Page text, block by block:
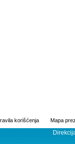
korišćenja Mapa